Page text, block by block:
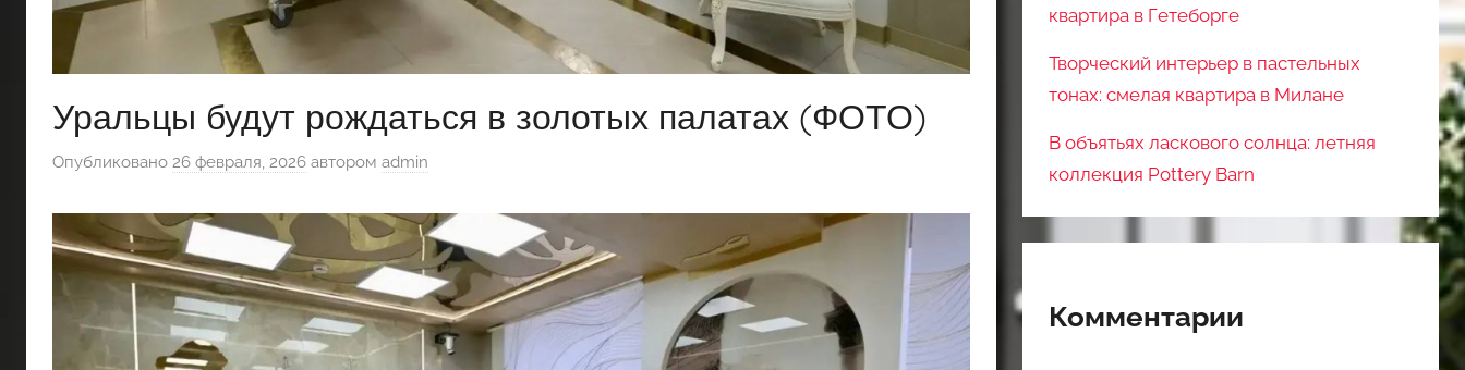
Уральцы будут рождаться в золотых палатах (ФОТО)
Опубликовано 26 февраля, 2026 автором admin
квартира в Гетеборге
Творческий интерьер в пастельных
тонах: смелая квартира в Милане
В объятьях ласкового солнца: летняя
коллекция Pottery Barn
Комментарии